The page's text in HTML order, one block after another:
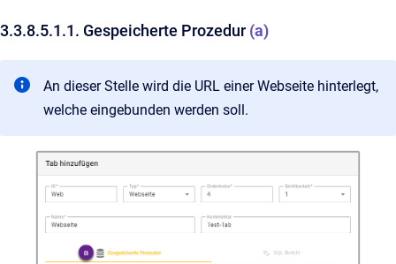
3.3.8.5.1.1. Gespeicherte Prozedur (a)
An dieser Stelle wird die URL einer Webseite hinterlegt,
welche eingebunden werden soll.